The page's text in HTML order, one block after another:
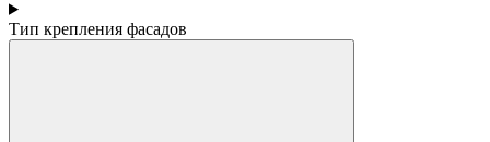
Тип крепления фасадов